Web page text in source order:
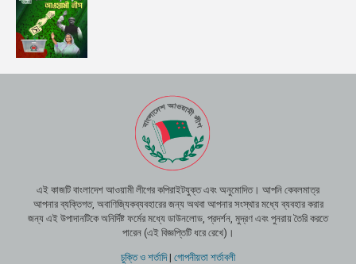
এই কাজটি বাংলাদেশ আওয়ামী লীগের কপিরাইটযুক্ত এবং অনুমোদিত। আপনি কেবলমাত্র
আপনার ব্যক্তিগত, অবাণিজ্যিকব্যবহারের জন্য অথবা আপনার সংস্থার মধ্যে ব্যবহার করার
জন্য এই উপাদানটিকে অনির্দিষ্ট ফর্মের মধ্যে ডাউনলোড, প্রদর্শন, মুদ্রণ এবং পুনরায় তৈরি করতে
পারেন (এই বিজ্ঞপ্তিটি ধরে রেখে)।
চুক্তি ও শর্তাদি| গোপনীয়তা শর্তাবলী